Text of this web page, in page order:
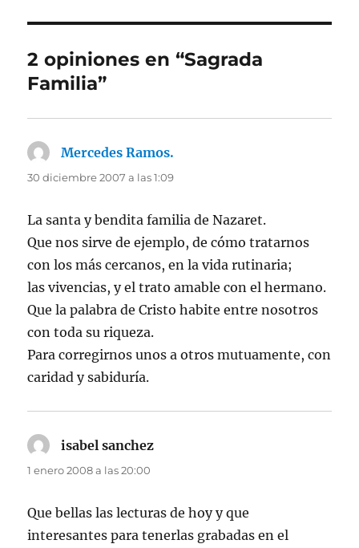
2 opiniones en “Sagrada
Familia”
Mercedes Ramos.
30 diciembre 2007 a las 1:09
La santa y bendita familia de Nazaret.
Que nos sirve de ejemplo, de cómo tratarnos
con los más cercanos, en la vida rutinaria;
las vivencias, y el trato amable con el hermano.
Que la palabra de Cristo habite entre nosotros
con toda su riqueza.
Para corregirnos unos a otros mutuamente, con
caridad y sabiduría.
isabel sanchez
1 enero 2008 a las 20:00
Que bellas las lecturas de hoy y que
interesantes para tenerlas grabadas en el